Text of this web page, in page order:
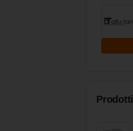
Prodotti